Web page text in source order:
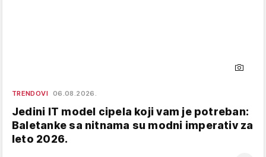
TRENDOVI 06.08.2026.
Jedini IT model cipela koji vam je potreban:
Baletanke sa nitnama su modni imperativ za
leto 2026.